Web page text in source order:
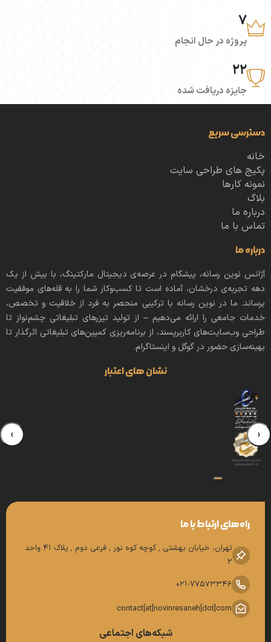
7
پروژه در حال انجام
22
جایزه دریافت شده
دسترسی سریع
خانه
پکیج های طراحی سایت
نمونه کارها
بلاگ
درباره ما
تماس با ما
درباره ما
آژانس نوین رسانه، پیشگام در عرصه‌ی دیجیتال مارکتینگ، با بیش از یک
دهه تجربه‌ی درخشان، آماده است تا کسب‌وکار شما را به قله‌های موفقیت
برساند. ما در نوین رسانه با ترکیبی منحصر به فرد از خلاقیت و تخصص،
خدمات جامعی را ارائه می‌دهیم – از تولید تیزرهای تبلیغاتی چشم‌نواز تا
طراحی وب‌سایت‌های کاربرپسند، از برنامه‌ریزی کمپین‌های تبلیغاتی اثرگذار تا
بهینه‌سازی حضور در گوگل و اینستاگرام.
نشان های اعتبار
‹
›
راه‌های ارتباط با ما
تهران، خیابان بهشتی , کوچه کوه نور , فرعی دوم , پلاک 41 واحد
2
021-77573346
contact[at]novinresaneh[dot]com
شبکه‌های اجتماعی